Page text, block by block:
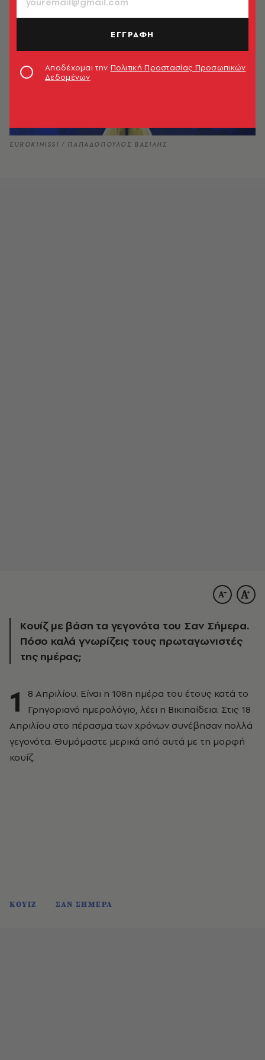
EUROKINISSI / ΠΑΠΑΔΟΠΟΥΛΟΣ ΒΑΣΙΛΗΣ
Κουίζ με βάση τα γεγονότα του Σαν Σήμερα.
Πόσο καλά γνωρίζεις τους πρωταγωνιστές
της ημέρας;
1
8 Απριλίου. Είναι η 108η ημέρα του έτους κατά το
Γρηγοριανό ημερολόγιο, λέει η Βικιπαίδεια. Στις 18
Απριλίου στο πέρασμα των χρόνων συνέβησαν πολλά
γεγονότα. Θυμόμαστε μερικά από αυτά με τη μορφή
κουίζ.
ΚΟΥΙΖ ΣΑΝ ΣΗΜΕΡΑ
ΕΓΓΡΑΦΗ
Αποδέχομαι την Πολιτική Προστασίας Προσωπικών
Δεδομένων